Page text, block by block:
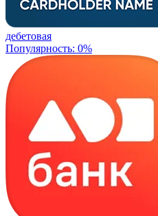
дебетовая
Популярность: 0%